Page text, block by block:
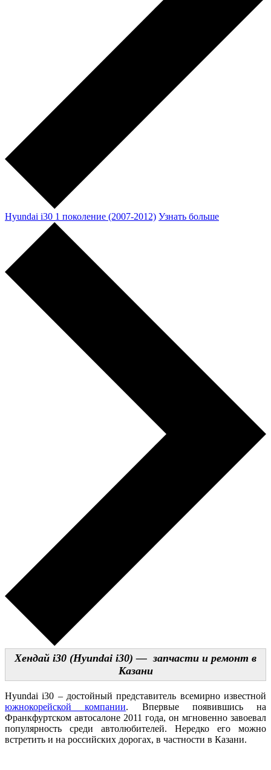
Hyundai i30 1 поколение (2007-2012) Узнать больше
Хендай i30 (Hyundai i30) — запчасти и ремонт в
Казани
Hyundai i30 – достойный представитель всемирно известной
южнокорейской компании. Впервые появившись на
Франкфуртском автосалоне 2011 года, он мгновенно завоевал
популярность среди автолюбителей. Нередко его можно
встретить и на российских дорогах, в частности в Казани.